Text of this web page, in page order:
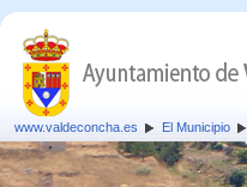
www.valdeconcha.es El Municipio